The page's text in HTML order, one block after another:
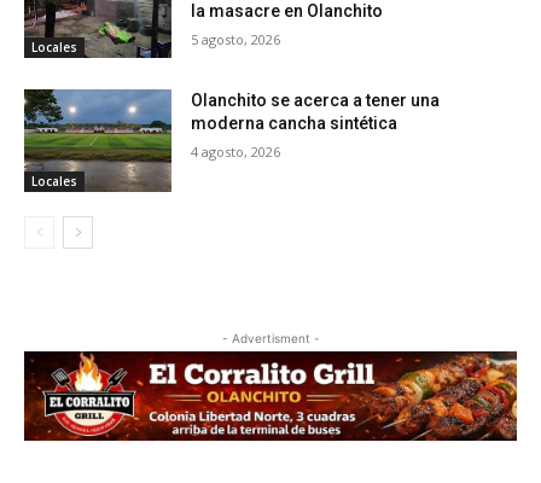
Locales
la masacre en Olanchito
5 agosto, 2026
Locales
Olanchito se acerca a tener una
moderna cancha sintética
4 agosto, 2026
- Advertisment -